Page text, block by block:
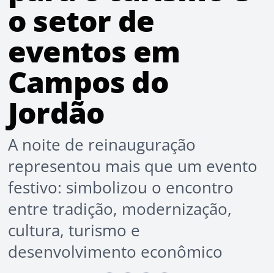
o setor de
eventos em
Campos do
Jordão
A noite de reinauguração
representou mais que um evento
festivo: simbolizou o encontro
entre tradição, modernização,
cultura, turismo e
desenvolvimento econômico